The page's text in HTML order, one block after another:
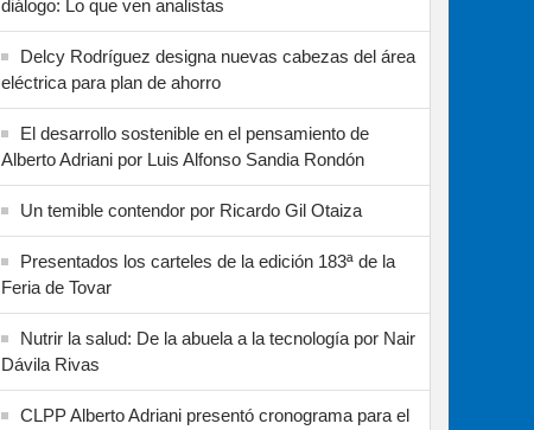
diálogo: Lo que ven analistas
Delcy Rodríguez designa nuevas cabezas del área
eléctrica para plan de ahorro
El desarrollo sostenible en el pensamiento de
Alberto Adriani por Luis Alfonso Sandia Rondón
Un temible contendor por Ricardo Gil Otaiza
Presentados los carteles de la edición 183ª de la
Feria de Tovar
Nutrir la salud: De la abuela a la tecnología por Nair
Dávila Rivas
CLPP Alberto Adriani presentó cronograma para el